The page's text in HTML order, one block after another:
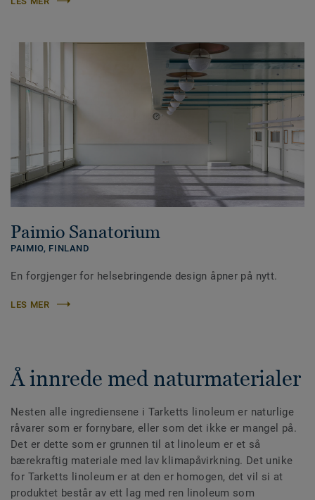
Paimio Sanatorium
PAIMIO, FINLAND
En forgjenger for helsebringende design åpner på nytt.
LES MER
Å innrede med naturmaterialer
Nesten alle ingrediensene i Tarketts linoleum er naturlige
råvarer som er fornybare, eller som det ikke er mangel på.
Det er dette som er grunnen til at linoleum er et så
bærekraftig materiale med lav klimapåvirkning. Det unike
for Tarketts linoleum er at den er homogen, det vil si at
produktet består av ett lag med ren linoleum som